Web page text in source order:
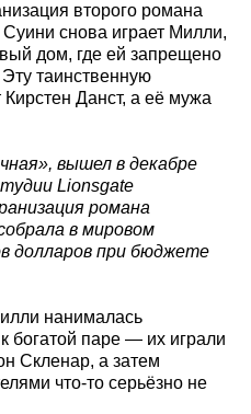
второго романа
снова играет Милли,
дом, где ей запрещено
таинственную
Кирстен Данст, а её мужа
вышел в декабре
Lionsgate
романа
в мировом
долларов при бюджете
нанималась
богатой паре — их играли
Скленар, а затем
что-то серьёзно не